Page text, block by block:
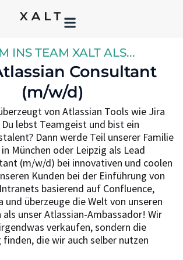
INS TEAM XALT ALS...
Consultant
(m/w/d)
von Atlassian Tools wie Jira
lebst Teamgeist und bist ein
Dann werde Teil unserer Familie
München oder Leipzig als Lead
(m/w/d) bei innovativen und coolen
Kunden bei der Einführung von
basierend auf Confluence,
überzeuge die Welt von unseren
unser Atlassian-Ambassador! Wir
verkaufen, sondern die
die wir auch selber nutzen